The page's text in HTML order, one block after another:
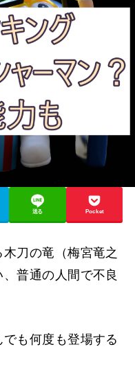
送る Pocket
刀の竜（梅宮竜之
普通の人間で不良
も何度も登場する